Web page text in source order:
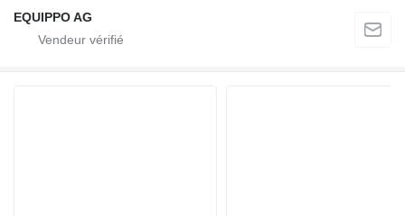
EQUIPPO AG